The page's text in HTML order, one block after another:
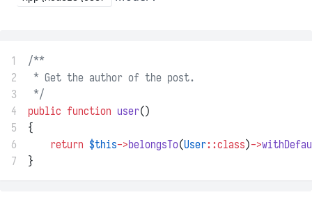
1
/**
2
* Get the author of the post.
3
*/
4
public function user()
5
{
6
return $this->belongsTo(User::class)->
7
}